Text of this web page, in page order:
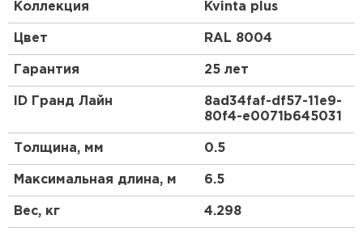
аналогов повышенной прочностью и элегантным
ширины, по сравнению с другими профилями,
металлочерепица Kvinta (стала Kvinta plus)
является более экономичной.
Коллекция Kvinta plus
Цвет RAL 8004
Гарантия 25 лет
ID Гранд Лайн
8ad34faf-df57-11e9-
80f4-e0071b645031
Толщина, мм 0.5
Максимальная длина, м 6.5
Вес, кг 4.298